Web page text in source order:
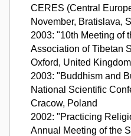
CERES (Central
November, Bratislava,
2003: "10th Meeting of
Association of Tibetan
Oxford, United Kingdom
2003: "Buddhism and
National Scientific
Cracow, Poland
2002: "Practicing
Annual Meeting of the